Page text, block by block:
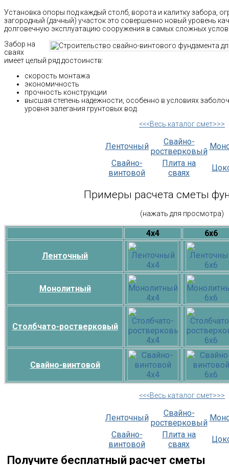
Установка опоры под каждый столб, ворота и калитку забора,
загородный (дачный) участок это совершенно новый уровень
долговечную эксплуатацию сооружения в самых сложных
Забор на
сваях
имеет целый ряд достоинств:
скорость монтажа
экономичность
прочность конструкции
высшая степень надежности, особенно в условиях
уровня залегания грунтовых вод.
<<<Весь каталог смет>>>
Ленточный
Свайно-
ростверковый
Свайно-
винтовой
Плита на
сваях
Примеры расчета сметы
(нажать для просмотра)
4х4 6х6
Ленточный
Монолитный
Столбчато-ростверковый
Свайно-винтовой
<<<Весь каталог смет>>>
Ленточный
Свайно-
ростверковый
Свайно-
винтовой
Плита на
сваях
Получите бесплатный расчет сметы